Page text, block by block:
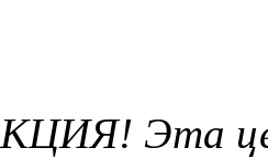
Эта